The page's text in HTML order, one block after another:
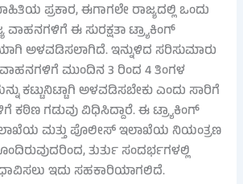
ಪ್ರಕಾರ, ಈಗಾಗಲೇ ರಾಜ್ಯದಲ್ಲಿ ಒಂದು
ವಾಹನಗಳಿಗೆ ಈ ಸುರಕ್ಷತಾ ಟ್ರ್ಯಾಕಿಂಗ್
ಅಳವಡಿಸಲಾಗಿದೆ. ಇನ್ನುಳಿದ ಸರಿಸುಮಾರು
ವಾಹನಗಳಿಗೆ ಮುಂದಿನ 3 ರಿಂದ 4 ತಿಂಗಳ
ಕಟ್ಟುನಿಟ್ಟಾಗಿ ಅಳವಡಿಸಬೇಕು ಎಂದು ಸಾರಿಗೆ
ಕಠಿಣ ಗಡುವು ವಿಧಿಸಿದ್ದಾರೆ. ಈ ಟ್ರ್ಯಾಕಿಂಗ್
ಮತ್ತು ಪೊಲೀಸ್ ಇಲಾಖೆಯ ನಿಯಂತ್ರಣ
ತುರ್ತು ಸಂದರ್ಭಗಳಲ್ಲಿ
ಇದು ಸಹಕಾರಿಯಾಗಲಿದೆ.